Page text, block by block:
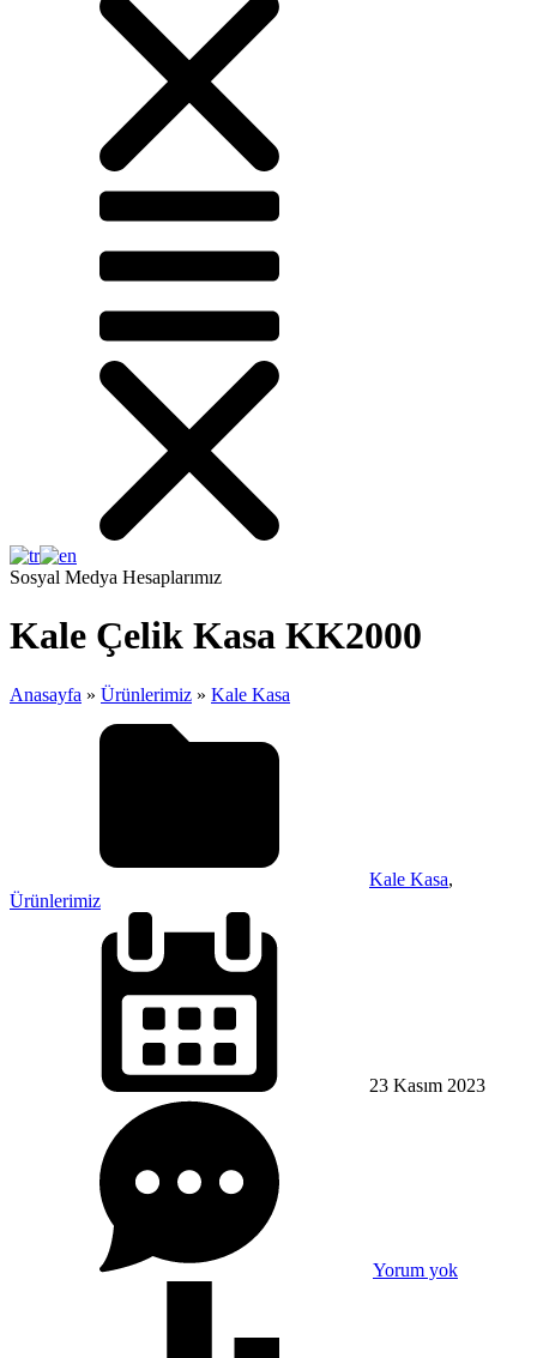
Sosyal Medya Hesaplarımız
Kale Çelik Kasa KK2000
Anasayfa » Ürünlerimiz » Kale Kasa
Kale Kasa,
Ürünlerimiz
23 Kasım 2023
Yorum yok